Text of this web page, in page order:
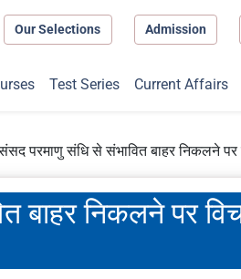
Our Selections Admission
Test Series Current Affairs
संसद परमाणु संधि से संभावित बाहर निकलने पर
बाहर निकलने पर